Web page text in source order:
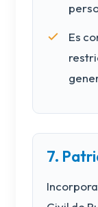
Es
7.